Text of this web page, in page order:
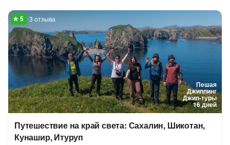
Пешая
Джиппинг
Джип-туры
16 дней
3 отзыва
Путешествие на край света: Сахалин, Шикотан,
Кунашир, Итуруп